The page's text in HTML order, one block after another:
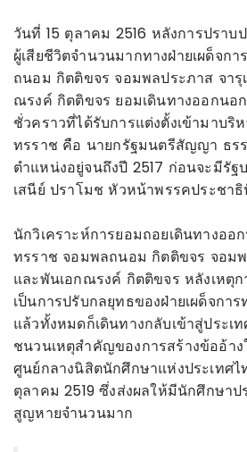
วันที่ 15 ตุลาคม 2516 หลังการปรา
ผู้เสียชีวิตจำนวนมากทางฝ่ายเผด็จก
ถนอม กิตติขจร จอมพลประภาส จารุ
ณรงค์ กิตติขจร ยอมเดินทางออกนอ
ชั่วคราวที่ได้รับการแต่งตั้งเข้ามาบริ
ทรราช คือ นายกรัฐมนตรีสัญญา ธร
ตำแหน่งอยู่จนถึงปี 2517 ก่อนจะมีรัฐ
เสนีย์ ปราโมช หัวหน้าพรรคประชาธิ
นักวิเคราะห์การยอมถอยเดินทางออ
ทรราช จอมพลถนอม กิตติขจร จอมพ
และพันเอกณรงค์ กิตติขจร หลังเหตุ
เป็นการปรับกลยุทธของฝ่ายเผด็จกา
แล้วทั้งหมดก็เดินทางกลับเข้าสู่ประเ
ชนวนเหตุสำคัญของการสร้างข้ออ้าง
ศูนย์กลางนิสิตนักศึกษาแห่งประเทศ
ตุลาคม 2519 ซึ่งส่งผลให้มีนักศึกษาป
สูญหายจำนวนมาก